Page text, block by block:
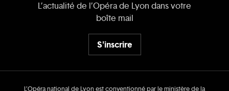
L’actualité de l’Opéra de Lyon dans votre
boîte mail
S'inscrire
L’Opéra national de Lyon est conventionné par le ministère de la